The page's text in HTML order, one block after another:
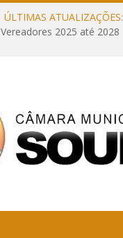
ÚLTIMAS ATUALIZAÇÕES:
Vereadores 2025 até 2028